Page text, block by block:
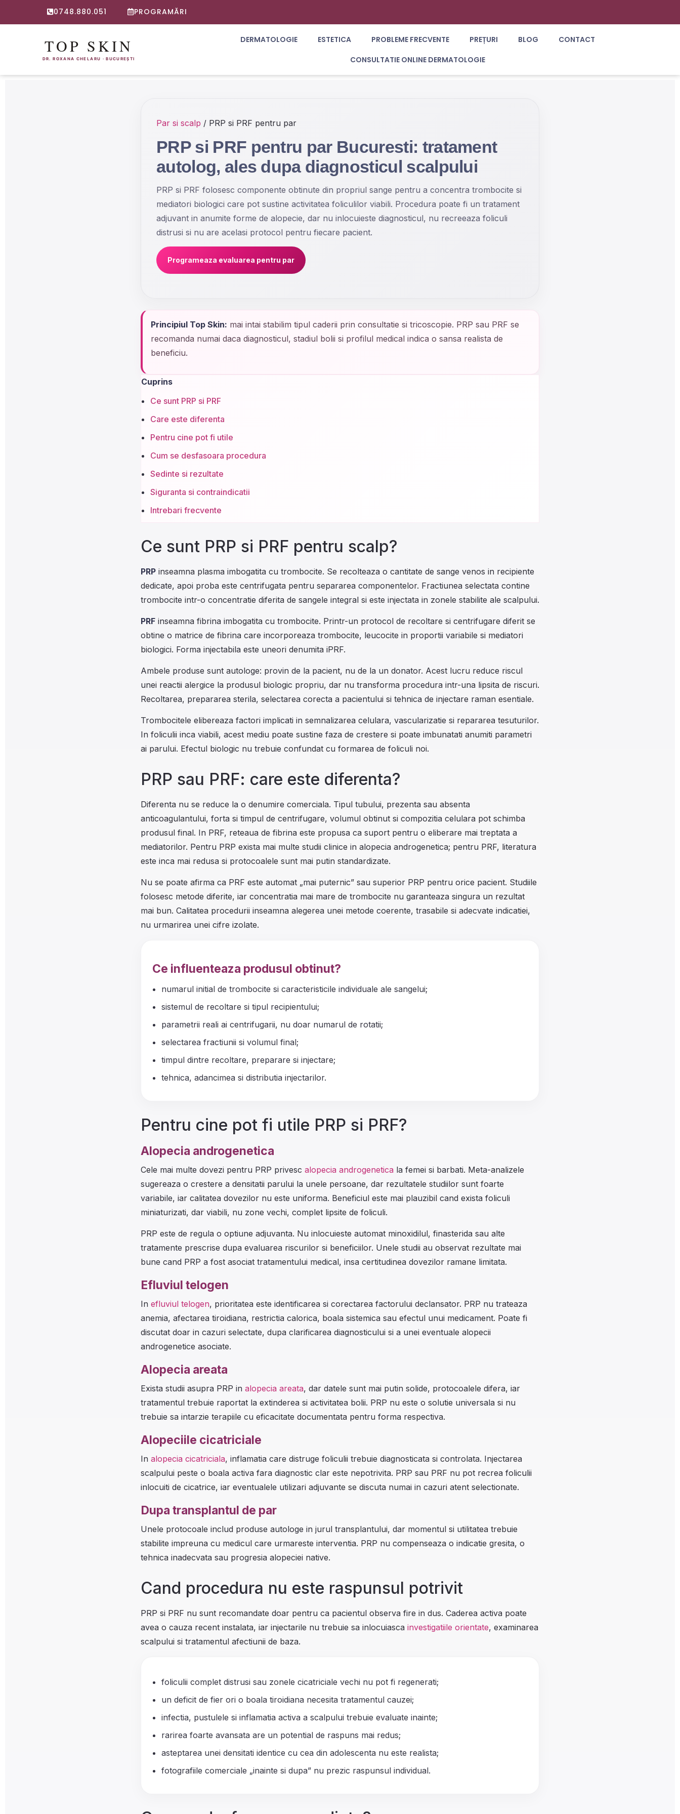
0748.880.051 PROGRAMĂRI
DERMATOLOGIE ESTETICA PROBLEME FRECVENTE PREȚURI BLOG
CONTACT
CONSULTATIE ONLINE DERMATOLOGIE
Par si scalp / PRP si PRF pentru par
PRP si PRF pentru par Bucuresti: tratament
autolog, ales dupa diagnosticul scalpului
PRP si PRF folosesc componente obtinute din propriul sange pentru a concentra trombocite si
mediatori biologici care pot sustine activitatea foliculilor viabili. Procedura poate fi un tratament
adjuvant in anumite forme de alopecie, dar nu inlocuieste diagnosticul, nu recreeaza foliculi
distrusi si nu are acelasi protocol pentru fiecare pacient.
Programeaza evaluarea pentru par
Principiul Top Skin: mai intai stabilim tipul caderii prin consultatie si tricoscopie. PRP sau PRF se
recomanda numai daca diagnosticul, stadiul bolii si profilul medical indica o sansa realista de
beneficiu.
Cuprins
Ce sunt PRP si PRF
Care este diferenta
Pentru cine pot fi utile
Cum se desfasoara procedura
Sedinte si rezultate
Siguranta si contraindicatii
Intrebari frecvente
Ce sunt PRP si PRF pentru scalp?
PRP inseamna plasma imbogatita cu trombocite. Se recolteaza o cantitate de sange venos in recipiente
dedicate, apoi proba este centrifugata pentru separarea componentelor. Fractiunea selectata contine
trombocite intr-o concentratie diferita de sangele integral si este injectata in zonele stabilite ale scalpului.
PRF inseamna fibrina imbogatita cu trombocite. Printr-un protocol de recoltare si centrifugare diferit se
obtine o matrice de fibrina care incorporeaza trombocite, leucocite in proportii variabile si mediatori
biologici. Forma injectabila este uneori denumita iPRF.
Ambele produse sunt autologe: provin de la pacient, nu de la un donator. Acest lucru reduce riscul
unei reactii alergice la produsul biologic propriu, dar nu transforma procedura intr-una lipsita de riscuri.
Recoltarea, prepararea sterila, selectarea corecta a pacientului si tehnica de injectare raman esentiale.
Trombocitele elibereaza factori implicati in semnalizarea celulara, vascularizatie si repararea tesuturilor.
In foliculii inca viabili, acest mediu poate sustine faza de crestere si poate imbunatati anumiti parametri
ai parului. Efectul biologic nu trebuie confundat cu formarea de foliculi noi.
PRP sau PRF: care este diferenta?
Diferenta nu se reduce la o denumire comerciala. Tipul tubului, prezenta sau absenta
anticoagulantului, forta si timpul de centrifugare, volumul obtinut si compozitia celulara pot schimba
produsul final. In PRF, reteaua de fibrina este propusa ca suport pentru o eliberare mai treptata a
mediatorilor. Pentru PRP exista mai multe studii clinice in alopecia androgenetica; pentru PRF, literatura
este inca mai redusa si protocoalele sunt mai putin standardizate.
Nu se poate afirma ca PRF este automat „mai puternic” sau superior PRP pentru orice pacient. Studiile
folosesc metode diferite, iar concentratia mai mare de trombocite nu garanteaza singura un rezultat
mai bun. Calitatea procedurii inseamna alegerea unei metode coerente, trasabile si adecvate indicatiei,
nu urmarirea unei cifre izolate.
Ce influenteaza produsul obtinut?
numarul initial de trombocite si caracteristicile individuale ale sangelui;
sistemul de recoltare si tipul recipientului;
parametrii reali ai centrifugarii, nu doar numarul de rotatii;
selectarea fractiunii si volumul final;
timpul dintre recoltare, preparare si injectare;
tehnica, adancimea si distributia injectarilor.
Pentru cine pot fi utile PRP si PRF?
Alopecia androgenetica
Cele mai multe dovezi pentru PRP privesc alopecia androgenetica la femei si barbati. Meta-analizele
sugereaza o crestere a densitatii parului la unele persoane, dar rezultatele studiilor sunt foarte
variabile, iar calitatea dovezilor nu este uniforma. Beneficiul este mai plauzibil cand exista foliculi
miniaturizati, dar viabili, nu zone vechi, complet lipsite de foliculi.
PRP este de regula o optiune adjuvanta. Nu inlocuieste automat minoxidilul, finasterida sau alte
tratamente prescrise dupa evaluarea riscurilor si beneficiilor. Unele studii au observat rezultate mai
bune cand PRP a fost asociat tratamentului medical, insa certitudinea dovezilor ramane limitata.
Efluviul telogen
In efluviul telogen, prioritatea este identificarea si corectarea factorului declansator. PRP nu trateaza
anemia, afectarea tiroidiana, restrictia calorica, boala sistemica sau efectul unui medicament. Poate fi
discutat doar in cazuri selectate, dupa clarificarea diagnosticului si a unei eventuale alopecii
androgenetice asociate.
Alopecia areata
Exista studii asupra PRP in alopecia areata, dar datele sunt mai putin solide, protocoalele difera, iar
tratamentul trebuie raportat la extinderea si activitatea bolii. PRP nu este o solutie universala si nu
trebuie sa intarzie terapiile cu eficacitate documentata pentru forma respectiva.
Alopeciile cicatriciale
In alopecia cicatriciala, inflamatia care distruge foliculii trebuie diagnosticata si controlata. Injectarea
scalpului peste o boala activa fara diagnostic clar este nepotrivita. PRP sau PRF nu pot recrea foliculii
inlocuiti de cicatrice, iar eventualele utilizari adjuvante se discuta numai in cazuri atent selectionate.
Dupa transplantul de par
Unele protocoale includ produse autologe in jurul transplantului, dar momentul si utilitatea trebuie
stabilite impreuna cu medicul care urmareste interventia. PRP nu compenseaza o indicatie gresita, o
tehnica inadecvata sau progresia alopeciei native.
Cand procedura nu este raspunsul potrivit
PRP si PRF nu sunt recomandate doar pentru ca pacientul observa fire in dus. Caderea activa poate
avea o cauza recent instalata, iar injectarile nu trebuie sa inlocuiasca investigatiile orientate, examinarea
scalpului si tratamentul afectiunii de baza.
foliculii complet distrusi sau zonele cicatriciale vechi nu pot fi regenerati;
un deficit de fier ori o boala tiroidiana necesita tratamentul cauzei;
infectia, pustulele si inflamatia activa a scalpului trebuie evaluate inainte;
rarirea foarte avansata are un potential de raspuns mai redus;
asteptarea unei densitati identice cu cea din adolescenta nu este realista;
fotografiile comerciale „inainte si dupa” nu prezic raspunsul individual.